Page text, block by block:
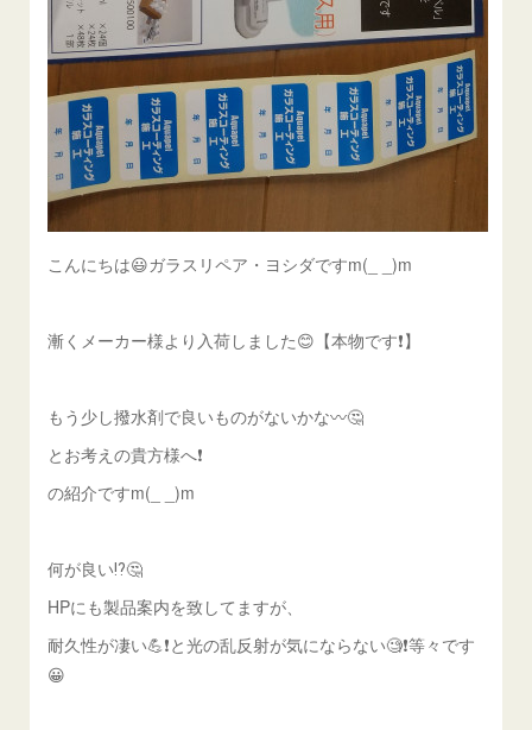
こんにちは😃ガラスリペア・ヨシダですm(_ _)m
漸くメーカー様より入荷しました😊【本物です❗️】
もう少し撥水剤で良いものがないかな〰️🤔
とお考えの貴方様へ❗️
の紹介ですm(_ _)m
何が良い⁉️🤔
HPにも製品案内を致してますが、
耐久性が凄い💪❗️と光の乱反射が気にならない🧐❗️等々です
😀